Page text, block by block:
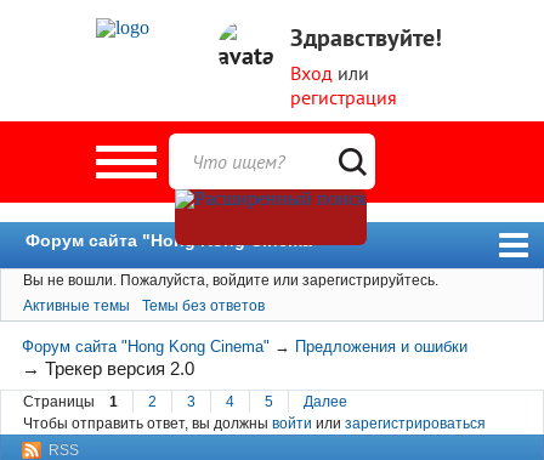
Здравствуйте!
Вход или
регистрация
Форум сайта "Hong Kong Cinema"
Форум
Новости
Пользователи
Поиск
Вы не вошли. Пожалуйста, войдите или зарегистрируйтесь.
Активные темы
Темы без ответов
Форум сайта "Hong Kong Cinema" → Предложения и ошибки
→Трекер версия 2.0
Страницы 1 2 3 4 5
Далее
Чтобы отправить ответ, вы должны войти или зарегистрироваться
RSS